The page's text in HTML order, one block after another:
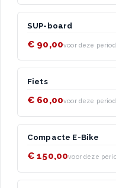
SUP-board
€ 90,00voor deze
Fiets
€ 60,00voor deze
Compacte E-Bike
€ 150,00voor deze